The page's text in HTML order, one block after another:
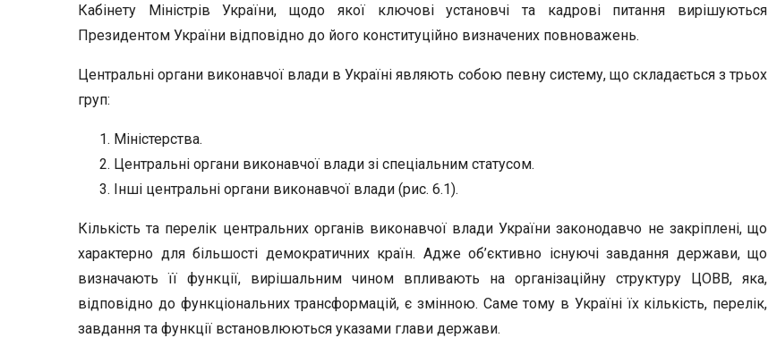
Кабінету Міністрів України, щодо якої ключові установчі та кадрові питання вирішуються
Президентом України відповідно до його конституційно визначених повноважень.
Центральні органи виконавчої влади в Україні являють собою певну систему, що складається з трьох
груп:
Міністерства.
Центральні органи виконавчої влади зі спеціальним статусом.
Інші центральні органи виконавчої влади (рис. 6.1).
Кількість та перелік центральних органів виконавчої влади України законодавчо не закріплені, що
характерно для більшості демократичних країн. Адже об’єктивно існуючі завдання держави, що
визначають її функції, вирішальним чином впливають на організаційну структуру ЦОВВ, яка,
відповідно до функціональних трансформацій, є змінною. Саме тому в Україні їх кількість, перелік,
завдання та функції встановлюються указами глави держави.